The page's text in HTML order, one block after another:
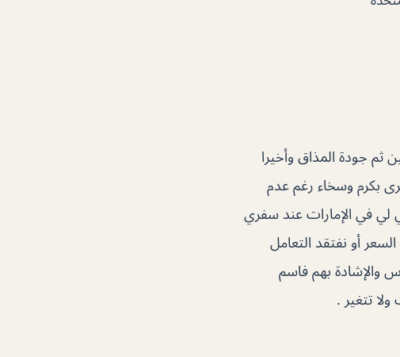
ثم جودة المذاق وأخيرا
بكرم وسخاء رغم عدم
لي في الإمارات عند سفري
أو نفتقد التعامل
والإشادة بهم فاسم
تتغير .